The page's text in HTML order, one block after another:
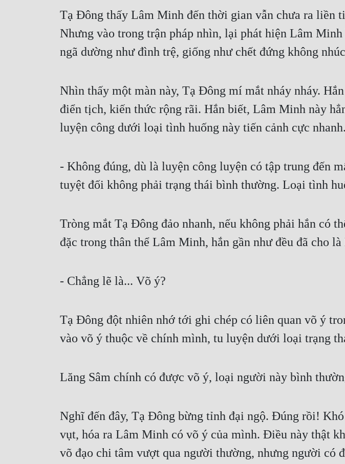
Tạ Đông thấy Lâm Minh đến thời gian vẫn chưa ra liền
Nhưng vào trong trận pháp nhìn, lại phát hiện Lâm
ngã dường như đình trệ, giống như chết đứng không
Nhìn thấy một màn này, Tạ Đông mí mắt nháy nháy.
điển tịch, kiến thức rộng rãi. Hắn biết, Lâm Minh này
luyện công dưới loại tình huống này tiến cảnh cực
- Không đúng, dù là luyện công luyện có tập trung đến
tuyệt đối không phải trạng thái bình thường. Loại tình
Tròng mắt Tạ Đông đảo nhanh, nếu không phải hắn có
đặc trong thân thể Lâm Minh, hắn gần như đều đã cho
- Chẳng lẽ là... Võ ý?
Tạ Đông đột nhiên nhớ tới ghi chép có liên quan võ ý
vào võ ý thuộc về chính mình, tu luyện dưới loại trạng
Lăng Sâm chính có được võ ý, loại người này bình
Nghĩ đến đây, Tạ Đông bừng tỉnh đại ngộ. Đúng rồi!
vụt, hóa ra Lâm Minh có võ ý của mình. Điều này thật
võ đạo chi tâm vượt qua người thường, nhưng người có